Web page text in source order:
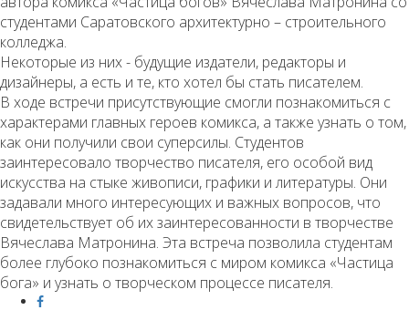
студентами Саратовского архитектурно – строительного
колледжа.
Некоторые из них - будущие издатели, редакторы и
дизайнеры, а есть и те, кто хотел бы стать писателем.
В ходе встречи присутствующие смогли познакомиться с
характерами главных героев комикса, а также узнать о том,
как они получили свои суперсилы. Студентов
заинтересовало творчество писателя, его особой вид
искусства на стыке живописи, графики и литературы. Они
задавали много интересующих и важных вопросов, что
свидетельствует об их заинтересованности в творчестве
Вячеслава Матронина. Эта встреча позволила студентам
более глубоко познакомиться с миром комикса «Частица
бога» и узнать о творческом процессе писателя.